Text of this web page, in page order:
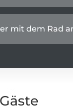
mit dem Rad